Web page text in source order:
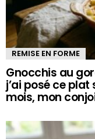
REMISE EN FORME
Gnocchis au
j’ai posé ce
mois, mon